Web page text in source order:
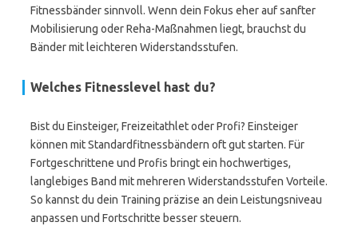
Fitnessbänder sinnvoll. Wenn dein Fokus eher auf sanfter
Mobilisierung oder Reha-Maßnahmen liegt, brauchst du
Bänder mit leichteren Widerstandsstufen.
Welches Fitnesslevel hast du?
Bist du Einsteiger, Freizeitathlet oder Profi? Einsteiger
können mit Standardfitnessbändern oft gut starten. Für
Fortgeschrittene und Profis bringt ein hochwertiges,
langlebiges Band mit mehreren Widerstandsstufen Vorteile.
So kannst du dein Training präzise an dein Leistungsniveau
anpassen und Fortschritte besser steuern.